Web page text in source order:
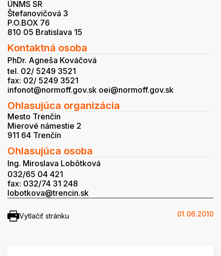
ÚNMS SR
Štefanovičová 3
P.O.BOX 76
810 05 Bratislava 15
Kontaktná osoba
PhDr. Agneša Kováčová
tel. 02/ 5249 3521
fax: 02/ 5249 3521
infonot@normoff.gov.sk oei@normoff.gov.sk
Ohlasujúca organizácia
Mesto Trenčín
Mierové námestie 2
911 64 Trenčín
Ohlasujúca osoba
Ing. Miroslava Lobôtková
032/65 04 421
fax: 032/74 31 248
lobotkova@trencin.sk
Vytlačiť stránku 01.06.2010